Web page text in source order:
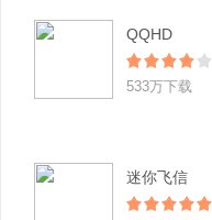
QQHD
533万下载
迷你飞信